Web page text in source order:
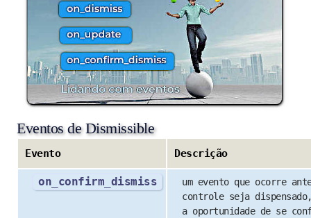
Eventos de Dismissible
Evento Descrição
on_confirm_dismiss
um evento que ocorre
controle seja
a oportunidade de se